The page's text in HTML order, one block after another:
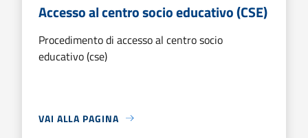
Accesso al centro socio educativo (CSE)
Procedimento di accesso al centro socio
educativo (cse)
VAI ALLA PAGINA